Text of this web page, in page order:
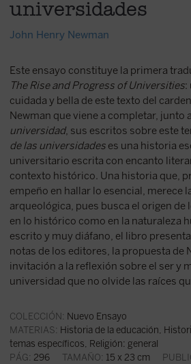
universidades
John Henry Newman
Este ensayo constituye la primera
The Rise and Progress of Universities:
cuidada y bella de este texto del
Newman que viene a completar, junto a
universidad, sus escritos sobre este
de las universidadeses una historia
universitario escrita con encanto
contexto histórico. Una historia que,
empeño en hallar lo esencial, merece
arqueológica, pues busca el origen
en lo histórico como en la naturaleza
escrito y muy diáfano, el libro
notas de los editores, la propuesta de
invitación a la reflexión sobre el ser y
universidad que no olvide las raíces
COLECCIÓN: Nuevo Ensayo
MATERIAS: Historia de la educación,
temas específicos, Religión: general
PÁG: 296 TAMAÑO: 15 x 23 cm